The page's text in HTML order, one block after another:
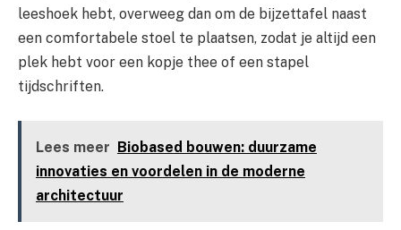
leeshoek hebt, overweeg dan om de bijzettafel naast
een comfortabele stoel te plaatsen, zodat je altijd een
plek hebt voor een kopje thee of een stapel
tijdschriften.
Lees meer Biobased bouwen: duurzame
innovaties en voordelen in de moderne
architectuur